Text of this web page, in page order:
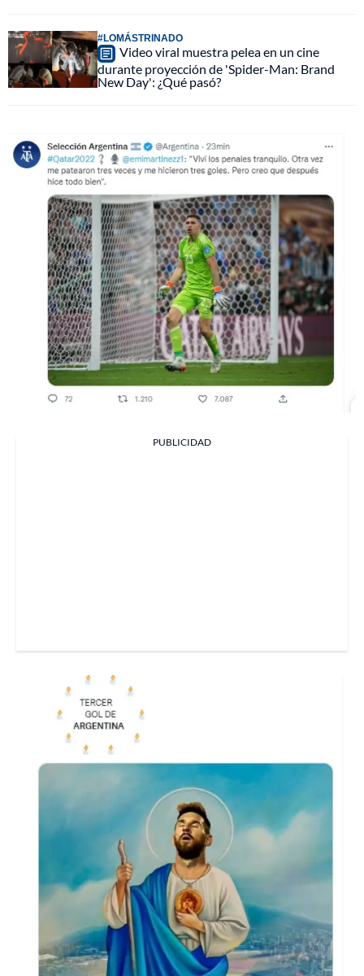
#LOMÁSTRINADO
Video viral muestra pelea en un cine
durante proyección de 'Spider-Man: Brand
New Day': ¿Qué pasó?
PUBLICIDAD